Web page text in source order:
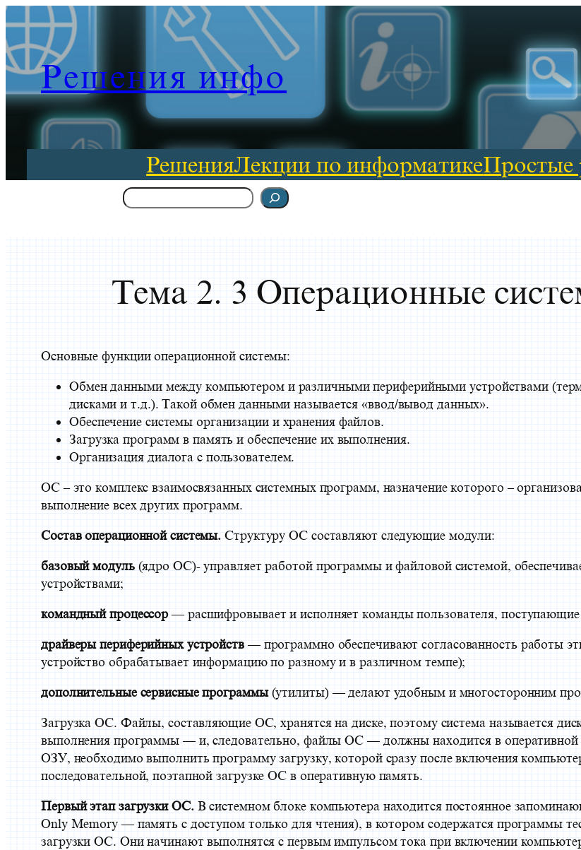
Перейти
к
содержимому
Решения инфо
РешенияЛекции по информатикеПростые
Тема 2. 3 Операционные
Основные функции операционной системы:
Обмен данными между компьютером и различными периферийными устройствами
дисками и т.д.). Такой обмен данными называется «ввод/вывод данных».
Обеспечение системы организации и хранения файлов.
Загрузка программ в память и обеспечение их выполнения.
Организация диалога с пользователем.
ОС – это комплекс взаимосвязанных системных программ, назначение которого –
выполнение всех других программ.
Состав операционной системы. Структуру ОС составляют следующие модули:
базовый модуль(ядро ОС)- управляет работой программы и файловой системой,
устройствами;
командный процессор— расшифровывает и исполняет команды пользователя, поступающие
драйверы периферийных устройств— программно обеспечивают согласованность работы
устройство обрабатывает информацию по разному и в различном темпе);
дополнительные сервисные программы(утилиты) — делают удобным и многосторонним
Загрузка ОС. Файлы, составляющие ОС, хранятся на диске, поэтому система называется
выполнения программы — и, следовательно, файлы ОС — должны находится в
ОЗУ, необходимо выполнить программу загрузку, которой сразу после включения
последовательной, поэтапной загрузке ОС в оперативную память.
Первый этап загрузки ОС.В системном блоке компьютера находится постоянное
Only Memory — память с доступом только для чтения), в котором содержатся программы
загрузки ОС. Они начинают выполнятся с первым импульсом тока при включении